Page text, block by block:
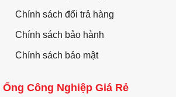
Chính sách đổi trả hàng
Chính sách bảo hành
Chính sách bảo mật
Ống Công Nghiệp Giá Rẻ